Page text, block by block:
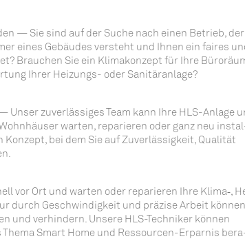
— Sie sind auf der Suche nach einen Betrieb, der
eines Gebäu­des ver­steht und Ihnen ein fai­res
Brau­chen Sie ein Kli­ma­kon­zept für Ihre
Ihrer Hei­zungs- oder Sanitäranlage?
Unser zuver­läs­si­ges Team kann Ihre HLS-Anla­ge
war­ten, repa­rie­ren oder ganz neu
Kon­zept, bei dem Sie auf Zuver­läs­sig­keit, Qua­li­tät
vor Ort und war­ten oder repa­rie­ren Ihre Klima‑,
durch Geschwin­dig­keit und prä­zi­se Arbeit kön­nen
und ver­hin­dern. Unse­re HLS-Tech­ni­ker kön­nen
The­ma Smart Home und Res­sour­cen-Erpar­nis